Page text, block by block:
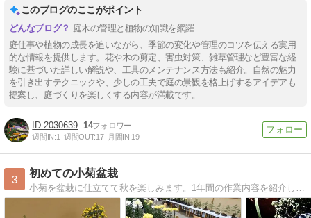
このブログのここがポイント
庭木の管理と植物の知識を網羅
庭仕事や植物の成長を追いながら、季節の変化や管理のコツを伝える実用
的な情報を提供します。花や木の剪定、害虫対策、雑草管理など豊富な経
験に基づいた詳しい解説や、工具のメンテナンス方法も紹介。自然の魅力
を引き出すテクニックや、少しの工夫で庭の景観を格上げするアイデアも
提案し、庭づくりを楽しくする内容が満載です。
2030639 14
週間IN:1 週間OUT:17 月間IN:19
3
初めての小菊盆栽